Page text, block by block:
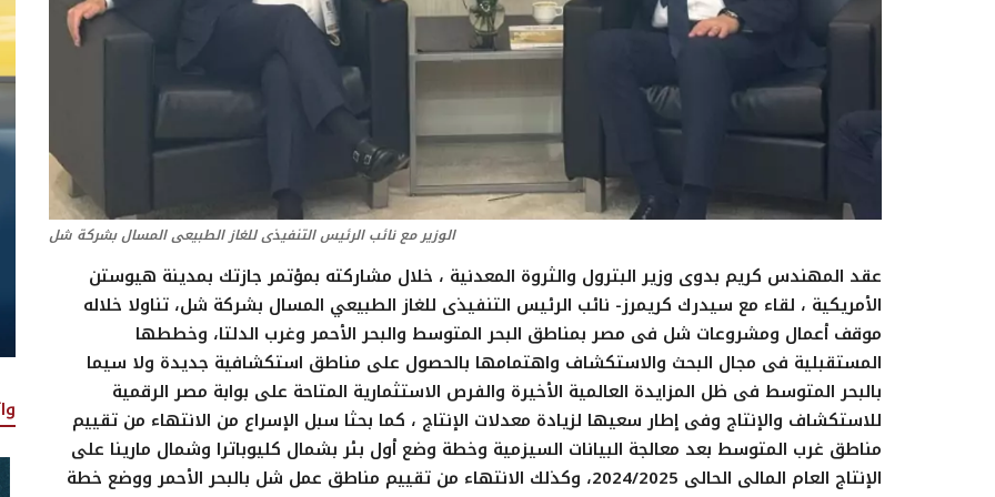
الوزير مع نائب الرئيس التنفيذى للغاز الطبيعى المسال بشركة شل
عقد المهندس كريم بدوى وزير البترول والثروة المعدنية ، خلال مشاركته بمؤتمر جازتك بمدينة هيوستن
الأمريكية ، لقاء مع سيدرك كريمرز- نائب الرئيس التنفيذى للغاز الطبيعي المسال بشركة شل، تناولا خلاله
موقف أعمال ومشروعات شل فى مصر بمناطق البحر المتوسط والبحر الأحمر وغرب الدلتا، وخططها
المستقبلية فى مجال البحث والاستكشاف واهتمامها بالحصول على مناطق استكشافية جديدة ولا سيما
بالبحر المتوسط فى ظل المزايدة العالمية الأخيرة والفرص الاستثمارية المتاحة على بوابة مصر الرقمية
للاستكشاف والإنتاج وفى إطار سعيها لزيادة معدلات الإنتاج ، كما بحثا سبل الإسراع من الانتهاء من تقييم
مناطق غرب المتوسط بعد معالجة البيانات السيزمية وخطة وضع أول بئر بشمال كليوباترا وشمال مارينا على
الإنتاج العام المالى الحالى 2024/2025، وكذلك الانتهاء من تقييم مناطق عمل شل بالبحر الأحمر ووضع خطة